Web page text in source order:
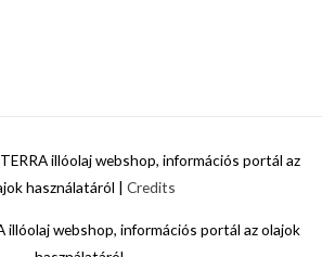
illóolaj webshop, információs portál az
használatáról | Credits
illóolaj webshop, információs portál az olajok